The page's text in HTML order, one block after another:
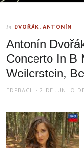
In DVOŘÁK, ANTONÍN
Antonín
Concerto In B
Weilerstein,
AUTHOR
FDPBACH
POSTED
2 DE JUNHO